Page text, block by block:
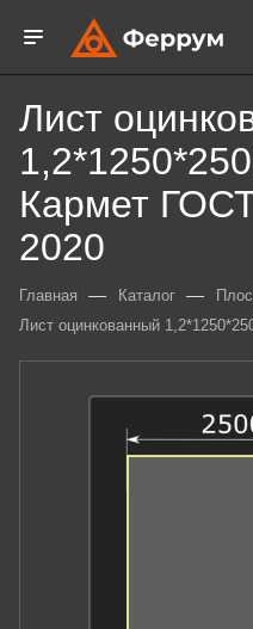
Лист
Кармет
2020
Главная — Каталог —
Лист оцинкованный